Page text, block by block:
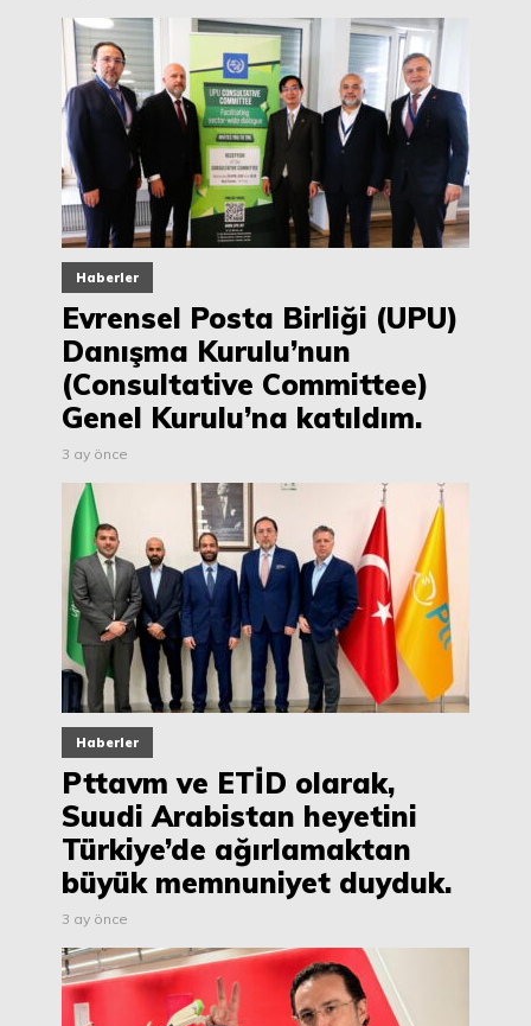
Haberler
Evrensel Posta Birliği (UPU)
Danışma Kurulu’nun
(Consultative Committee)
Genel Kurulu’na katıldım.
3 ay önce
Haberler
Pttavm ve ETİD olarak,
Suudi Arabistan heyetini
Türkiye’de ağırlamaktan
büyük memnuniyet duyduk.
3 ay önce